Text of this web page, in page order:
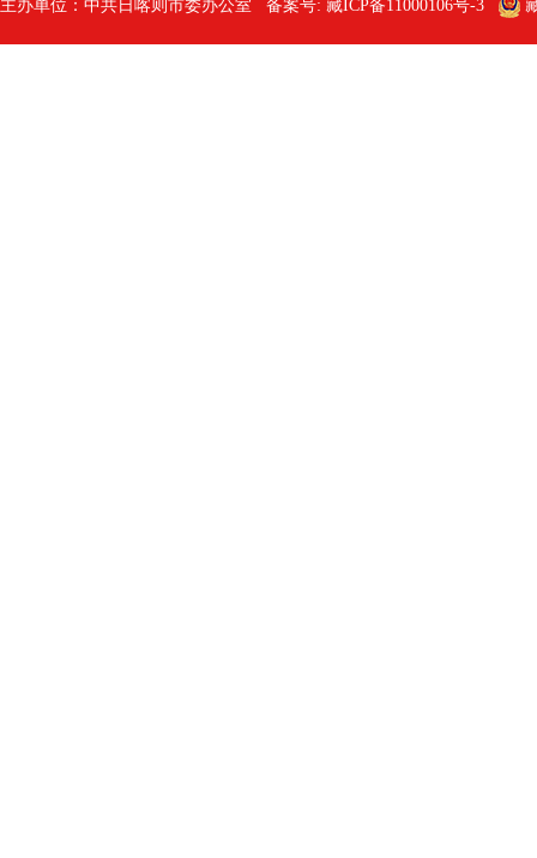
主办单位：中共日喀则市委办公室 备案号: 藏ICP备11000106号-3